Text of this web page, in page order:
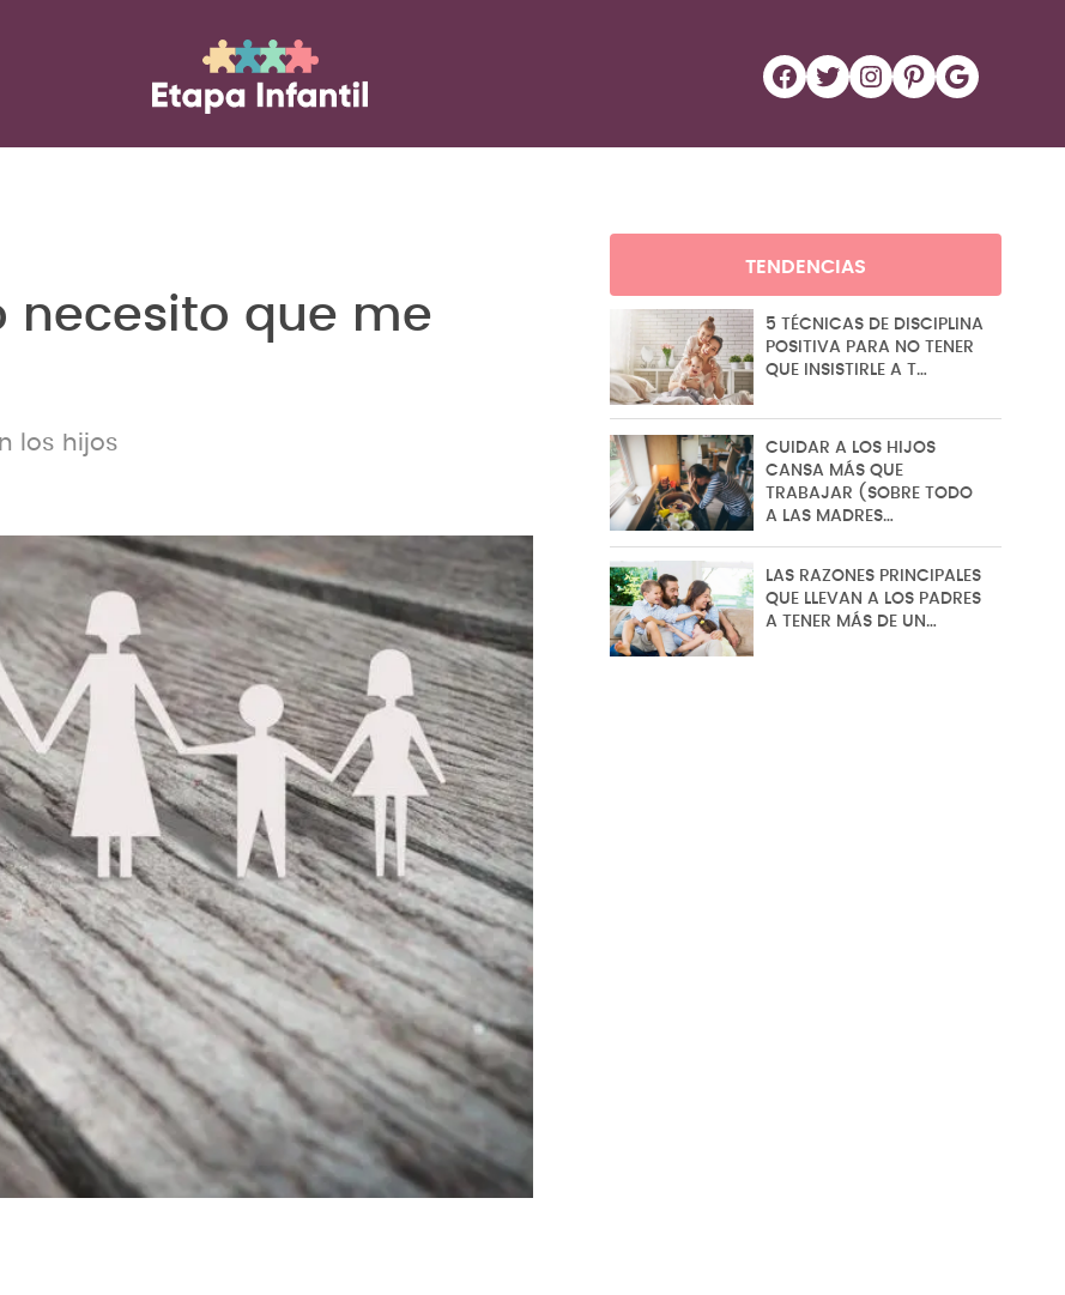
Facebook Twitter Instagram Pinterest Google
necesito que me
los hijos
TENDENCIAS
5 TÉCNICAS DE DISCIPLINA
POSITIVA PARA NO TENER
QUE INSISTIRLE A T…
CUIDAR A LOS HIJOS
CANSA MÁS QUE
TRABAJAR (SOBRE TODO
A LAS MADRES…
LAS RAZONES PRINCIPALES
QUE LLEVAN A LOS PADRES
A TENER MÁS DE UN…